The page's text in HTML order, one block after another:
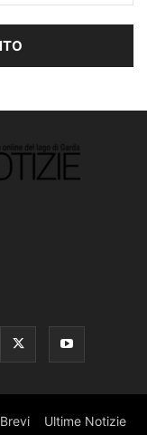
Brevi Ultime Notizie